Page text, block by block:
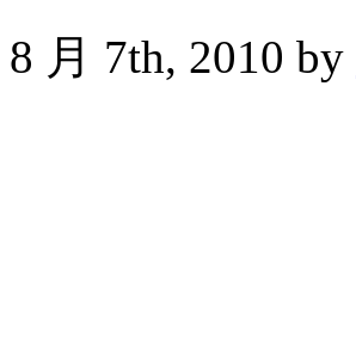
8 月 7th, 2010 by